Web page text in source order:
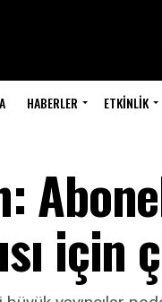
HABERLER ETKINLIK
için